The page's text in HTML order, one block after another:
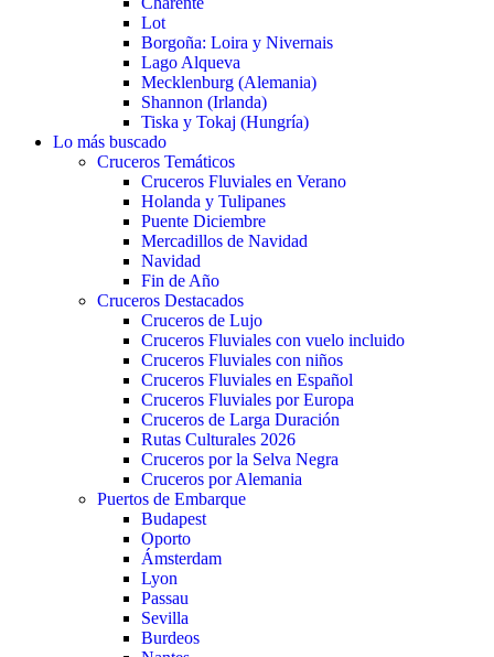
Lot
Borgoña: Loira y Nivernais
Lago Alqueva
Mecklenburg (Alemania)
Shannon (Irlanda)
Tiska y Tokaj (Hungría)
Lo más buscado
Cruceros Temáticos
Cruceros Fluviales en Verano
Holanda y Tulipanes
Puente Diciembre
Mercadillos de Navidad
Navidad
Fin de Año
Cruceros Destacados
Cruceros de Lujo
Cruceros Fluviales con vuelo incluido
Cruceros Fluviales con niños
Cruceros Fluviales en Español
Cruceros Fluviales por Europa
Cruceros de Larga Duración
Rutas Culturales 2026
Cruceros por la Selva Negra
Cruceros por Alemania
Puertos de Embarque
Budapest
Oporto
Ámsterdam
Lyon
Passau
Sevilla
Burdeos